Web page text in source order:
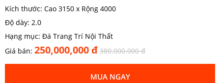
Kích thước: Cao 3150 x Rộng 4000
Độ dày: 2.0
Hạng mục: Đá Trang Trí Nội Thất
Giá bán: 250,000,000 đ 380.000.000 đ
MUA NGAY